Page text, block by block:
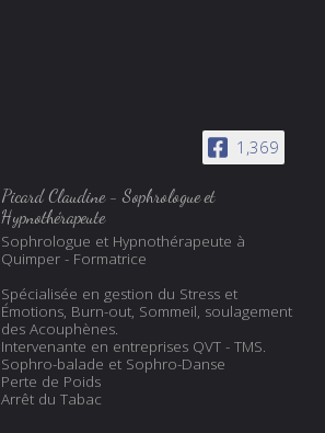
1,369
Picard Claudine - Sophrologue et
Hypnothérapeute
Sophrologue et Hypnothérapeute à
Quimper - Formatrice
Spécialisée en gestion du Stress et
Émotions, Burn-out, Sommeil, soulagement
des Acouphènes.
Intervenante en entreprises QVT - TMS.
Sophro-balade et Sophro-Danse
Perte de Poids
Arrêt du Tabac